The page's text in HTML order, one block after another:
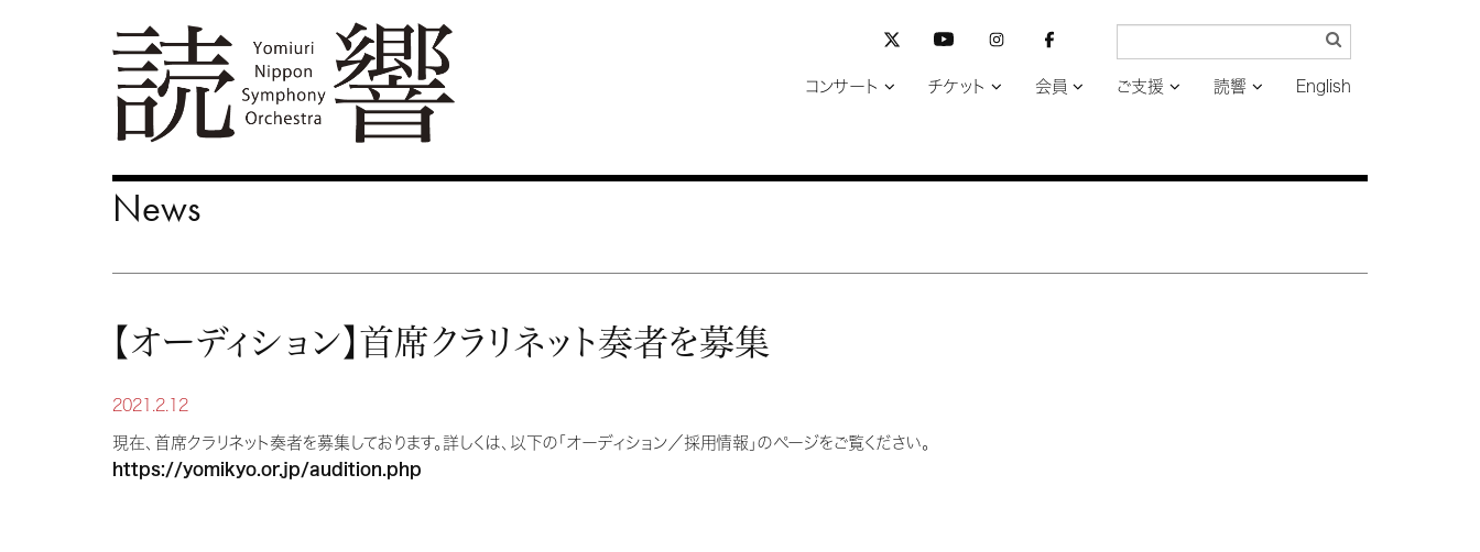
コンサート チケット 会員 ご支援 読響 English
News
【オーディション】首席クラリネット奏者を募集
2021.2.12
現在、首席クラリネット奏者を募集しております。詳しくは、以下の「オーディション／採用情報」のページをご覧ください。
https://yomikyo.or.jp/audition.php